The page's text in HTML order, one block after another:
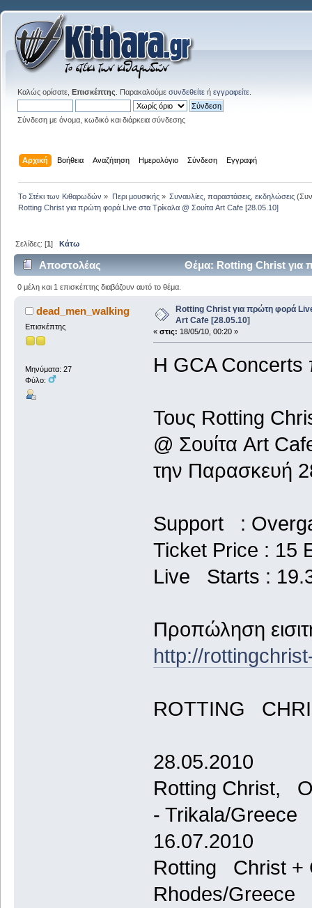
Καλώς ορίσατε, Επισκέπτης . Παρακαλούμε συνδεθείτε ή εγγραφείτε
Σύνδεση με όνομα, κωδικό και διάρκεια σύνδεσης
Αρχική Βοήθεια Αναζήτηση Ημερολόγιο Σύνδεση Εγγραφή
Το Στέκι των Κιθαρωδών » Περι μουσικής» Συναυλίες, παραστάσεις, εκδηλώσεις
Rotting Christ για πρώτη φορά Live στα Τρίκαλα @ Σουίτα Art Cafe [28.05.10]
Σελίδες: [1]Κάτω
Αποστολέας
Θέμα: Rotting Christ για
(Αναγνώστηκε 5047 φορές)
0 μέλη και 1 επισκέπτης διαβάζουν αυτό το θέμα.
dead_men_walking
Επισκέπτης
Μηνύματα: 27
Φύλο:
Rotting Christ για πρώτη φορά Live
Art Cafe [28.05.10]
« στις: 18/05/10, 00:20 »
Η GCA Concerts
Τους Rotting
@ Σουίτα Art
την Παρασκευή
Support :
Ticket Price : 15
Live Starts :
Προπώληση
http://
ROTTING
28.05.2010
Rotting Christ,
- Trikala/Greece
16.07.2010
Rotting Christ +
Rhodes/Greece